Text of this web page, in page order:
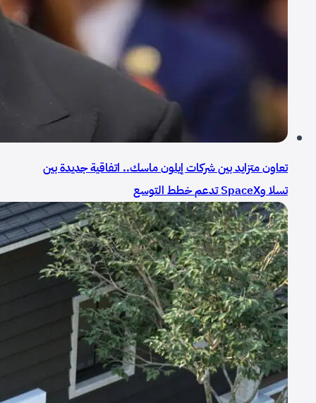
تعاون متزايد بين شركات إيلون ماسك.. اتفاقية جديدة بين
تسلا وSpaceX تدعم خطط التوسع